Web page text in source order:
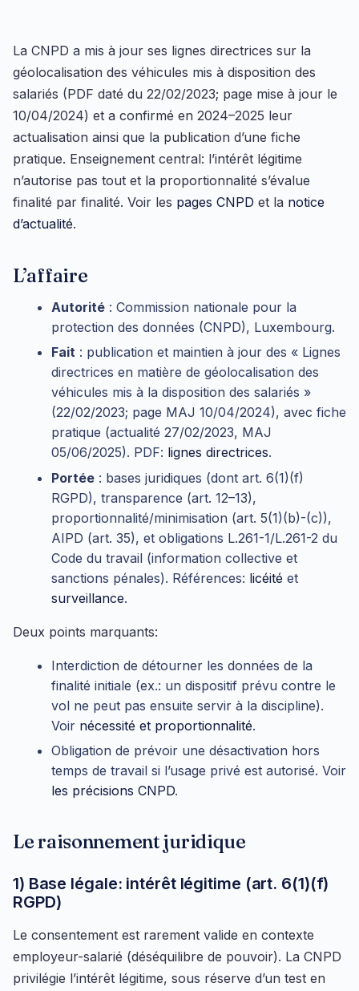
La CNPD a mis à jour ses lignes directrices sur la
géolocalisation des véhicules mis à disposition des
salariés (PDF daté du 22/02/2023; page mise à jour le
10/04/2024) et a confirmé en 2024–2025 leur
actualisation ainsi que la publication d’une fiche
pratique. Enseignement central: l’intérêt légitime
n’autorise pas tout et la proportionnalité s’évalue
finalité par finalité. Voir les pages CNPD et la notice
d’actualité.
L’affaire
Autorité : Commission nationale pour la
protection des données (CNPD), Luxembourg.
Fait : publication et maintien à jour des « Lignes
directrices en matière de géolocalisation des
véhicules mis à la disposition des salariés »
(22/02/2023; page MAJ 10/04/2024), avec fiche
pratique (actualité 27/02/2023, MAJ
05/06/2025). PDF: lignes directrices.
Portée : bases juridiques (dont art. 6(1)(f)
RGPD), transparence (art. 12–13),
proportionnalité/minimisation (art. 5(1)(b)-(c)),
AIPD (art. 35), et obligations L.261-1/L.261-2 du
Code du travail (information collective et
sanctions pénales). Références: licéité et
surveillance.
Deux points marquants:
Interdiction de détourner les données de la
finalité initiale (ex.: un dispositif prévu contre le
vol ne peut pas ensuite servir à la discipline).
Voir nécessité et proportionnalité.
Obligation de prévoir une désactivation hors
temps de travail si l’usage privé est autorisé. Voir
les précisions CNPD.
Le raisonnement juridique
1) Base légale: intérêt légitime (art. 6(1)(f)
RGPD)
Le consentement est rarement valide en contexte
employeur-salarié (déséquilibre de pouvoir). La CNPD
privilégie l’intérêt légitime, sous réserve d’un test en